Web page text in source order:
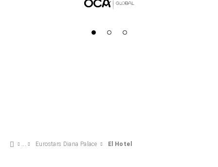
Eurostars Diana Palace El Hotel